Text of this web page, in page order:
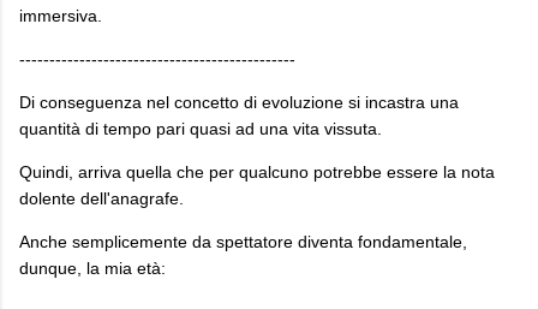
immersiva.
----------------------------------------------
Di conseguenza nel concetto di evoluzione si incastra una
quantità di tempo pari quasi ad una vita vissuta.
Quindi, arriva quella che per qualcuno potrebbe essere la nota
dolente dell'anagrafe.
Anche semplicemente da spettatore diventa fondamentale,
dunque, la mia età: